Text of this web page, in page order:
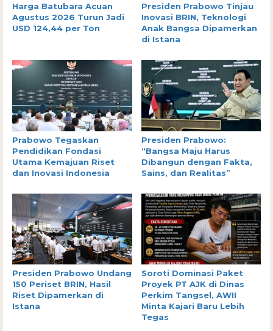
Harga Batubara Acuan
Agustus 2026 Turun Jadi
USD 124,44 per Ton
Presiden Prabowo Tinjau
Inovasi BRIN, Teknologi
Anak Bangsa Dipamerkan
di Istana
Prabowo Tegaskan
Pendidikan Fondasi
Utama Kemajuan Riset
dan Inovasi Indonesia
Presiden Prabowo:
“Bangsa Maju Harus
Dibangun dengan Fakta,
Sains, dan Realitas”
Presiden Prabowo Undang
150 Periset BRIN, Hasil
Riset Dipamerkan di
Istana
Soroti Dominasi Paket
Proyek PT AJK di Dinas
Perkim Tangsel, AWII
Minta Kajari Baru Lebih
Tegas